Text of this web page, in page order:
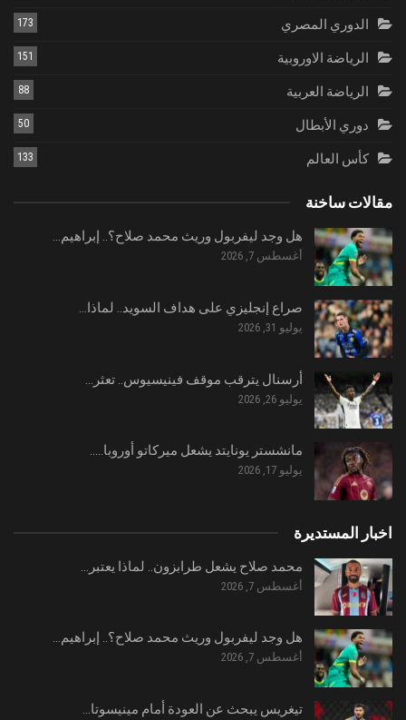
الدوري المصري 173
الرياضة الاوروبية 151
الرياضة العربية 88
دوري الأبطال 50
كأس العالم 133
مقالات ساخنة
هل وجد ليفربول وريث محمد صلاح؟.. إبراهيم…
أغسطس 7, 2026
صراع إنجليزي على هداف السويد.. لماذا…
يوليو 31, 2026
أرسنال يترقب موقف فينيسيوس.. تعثر…
يوليو 26, 2026
مانشستر يونايتد يشعل ميركاتو أوروبا..…
يوليو 17, 2026
اخبار المستديرة
محمد صلاح يشعل طرابزون.. لماذا يعتبر…
أغسطس 7, 2026
هل وجد ليفربول وريث محمد صلاح؟.. إبراهيم…
أغسطس 7, 2026
تيغريس يبحث عن العودة أمام مينيسوتا…